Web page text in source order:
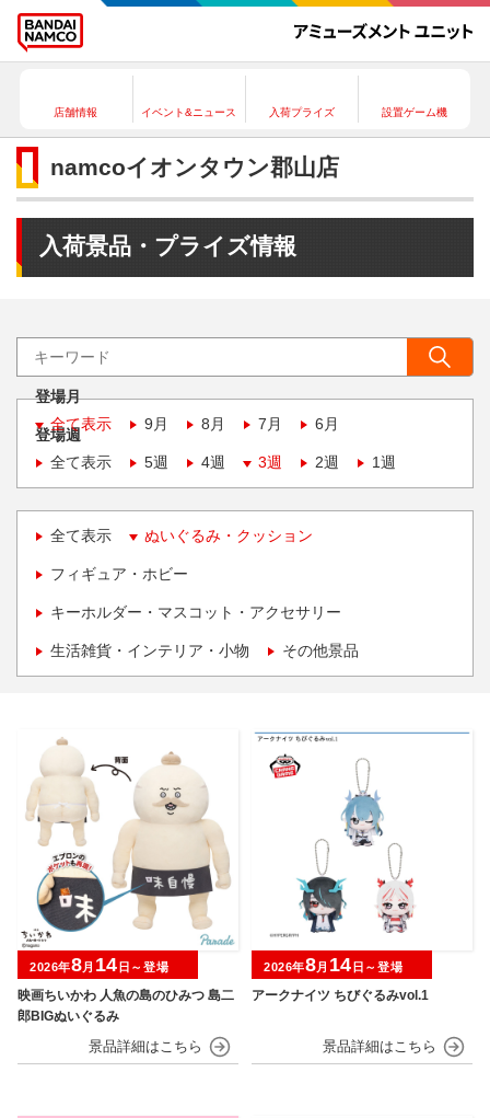
店舗情報 イベント&ニュース 入荷プライズ 設置ゲーム機
namcoイオンタウン郡山店
入荷景品・プライズ情報
登場月
全て表示
9月 8月 7月 6月
登場週
全て表示
5週 4週 3週 2週 1週
全て表示 ぬいぐるみ・クッション
フィギュア・ホビー
キーホルダー・マスコット・アクセサリー
生活雑貨・インテリア・小物 その他景品
映画ちいかわ 人魚の島のひみつ 島二
郎BIGぬいぐるみ
2026年8月 14 日～登場
アークナイツ ちびぐるみvol.1
2026年8月 14 日～登場